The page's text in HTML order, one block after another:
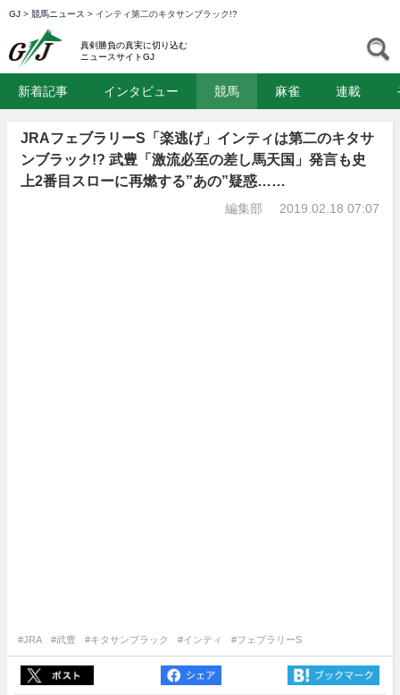
GJ > 競馬ニュース > インティ第二のキタサンブラック!?
真剣勝負の真実に切り込む
ニュースサイトGJ
新着記事 インタビュー 競馬 麻雀 連載
JRAフェブラリーS「楽逃げ」インティは第二のキタサ
ンブラック!? 武豊「激流必至の差し馬天国」発言も史
上2番目スローに再燃する”あの”疑惑……
編集部 2019.02.18 07:07
#JRA #武豊 #キタサンブラック #インティ #フェブラリーS